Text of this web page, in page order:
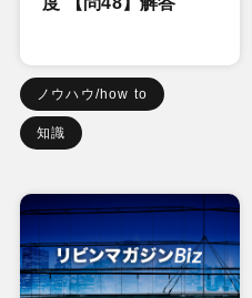
ノウハウ/how to
知識